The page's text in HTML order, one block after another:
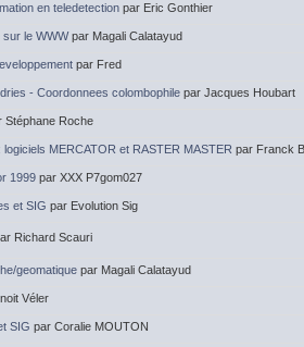
en teledetection par Eric Gonthier
sur le WWW par Magali Calatayud
par Fred
- Coordonnees colombophile par Jacques Houbart
Stéphane Roche
MERCATOR et RASTER MASTER par Franck
1999 par XXX P7gom027
et SIG par Evolution Sig
Richard Scauri
geomatique par Magali Calatayud
Véler
SIG par Coralie MOUTON